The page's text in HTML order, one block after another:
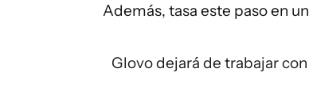
Además, tasa este paso en
Glovo dejará de trabajar